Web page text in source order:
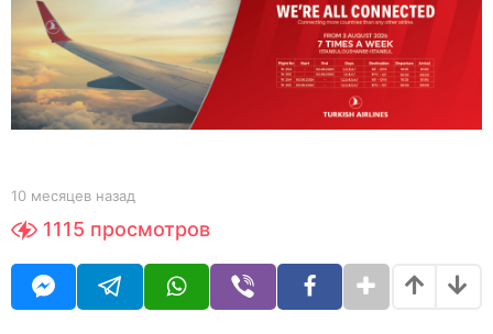
0
м
е
я
ц
н
b
Y
O
R
10 месяцев назад
м
1115 просмотров